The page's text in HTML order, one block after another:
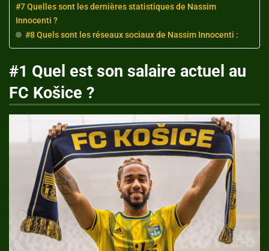
#7 Quelles sont les dernières statistiques de Nassim
Innocenti ?
#8 Quels sont les réseaux sociaux de Nassim Innocenti :
#1 Quel est son salaire actuel au
FC Košice ?